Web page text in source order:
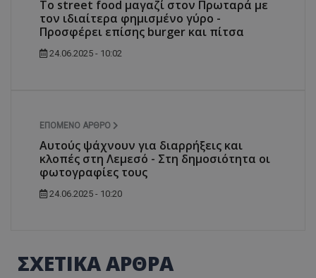
Το street food μαγαζί στον Πρωταρά με
τον ιδιαίτερα φημισμένο γύρο -
Προσφέρει επίσης burger και πίτσα
24.06.2025 - 10:02
ΕΠΌΜΕΝΟ ΆΡΘΡΟ
Αυτούς ψάχνουν για διαρρήξεις και
κλοπές στη Λεμεσό - Στη δημοσιότητα οι
φωτογραφίες τους
24.06.2025 - 10:20
ΣΧΕΤΙΚΑ ΑΡΘΡΑ